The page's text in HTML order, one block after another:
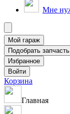
Мне
Корзина
Главная